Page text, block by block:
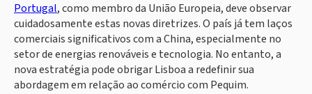
Portugal, como membro da União Europeia, deve observar
cuidadosamente estas novas diretrizes. O país já tem laços
comerciais significativos com a China, especialmente no
setor de energias renováveis e tecnologia. No entanto, a
nova estratégia pode obrigar Lisboa a redefinir sua
abordagem em relação ao comércio com Pequim.